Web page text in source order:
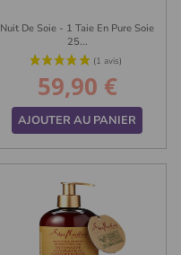
Nuit De Soie - 1 Taie En Pure Soie
25...
Prix
59,90 €
AJOUTER AU PANIER